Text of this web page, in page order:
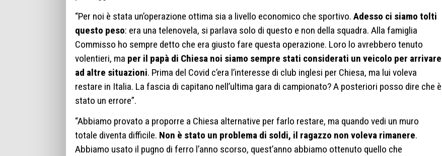
“Per noi è stata un’operazione ottima sia a livello economico che sportivo. Adesso ci siamo tolti
questo peso: era una telenovela, si parlava solo di questo e non della squadra. Alla famiglia
Commisso ho sempre detto che era giusto fare questa operazione. Loro lo avrebbero tenuto
volentieri, ma per il papà di Chiesa noi siamo sempre stati considerati un veicolo per arrivare
ad altre situazioni. Prima del Covid c’era l’interesse di club inglesi per Chiesa, ma lui voleva
restare in Italia. La fascia di capitano nell’ultima gara di campionato? A posteriori posso dire che è
stato un errore”.
“Abbiamo provato a proporre a Chiesa alternative per farlo restare, ma quando vedi un muro
totale diventa difficile. Non è stato un problema di soldi, il ragazzo non voleva rimanere.
Abbiamo usato il pugno di ferro l’anno scorso, quest’anno abbiamo ottenuto quello che